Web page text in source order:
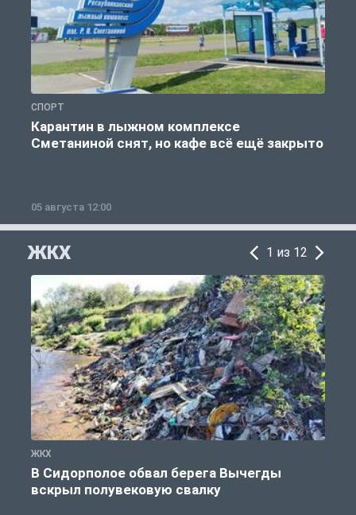
СПОРТ
Карантин в лыжном комплексе
Сметаниной снят, но кафе всё ещё закрыто
05 августа 12:00
ЖКХ 1 из 12
ЖКХ
В Сидорполое обвал берега Вычегды
вскрыл полувековую свалку